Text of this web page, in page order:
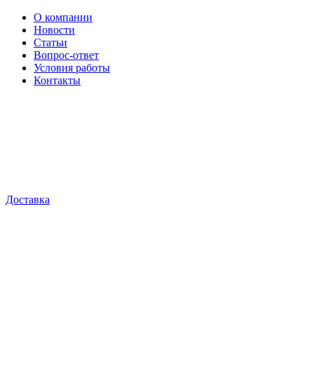
О компании
Новости
Статьи
Вопрос-ответ
Условия работы
Контакты
Доставка